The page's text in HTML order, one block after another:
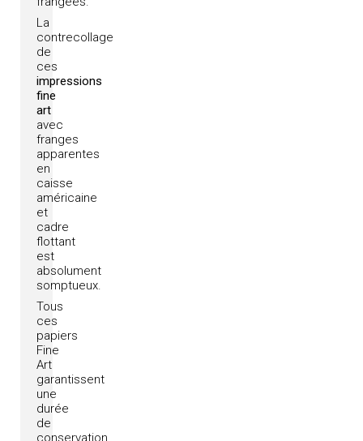
La
contrecollage
de
ces
impressions
fine
art
avec
franges
apparentes
en
caisse
américaine
et
cadre
flottant
est
absolument
somptueux.
Tous
ces
papiers
Fine
Art
garantissent
une
durée
de
conservation